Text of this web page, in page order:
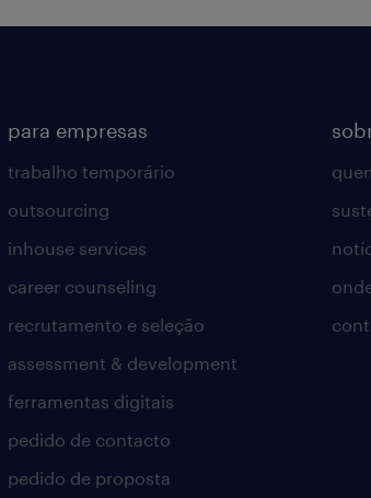
para empresas
trabalho temporário
outsourcing
inhouse services
career counseling
recrutamento e seleção
assessment & development
ferramentas digitais
pedido de contacto
pedido de proposta